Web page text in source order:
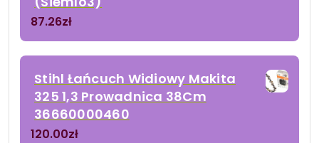
87.26zł
Stihl Łańcuch Widiowy Makita
325 1,3 Prowadnica 38Cm
36660000460
120.00zł